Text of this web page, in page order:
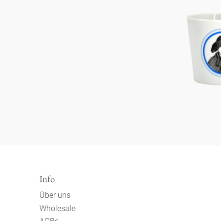
Info
Über uns
Wholesale